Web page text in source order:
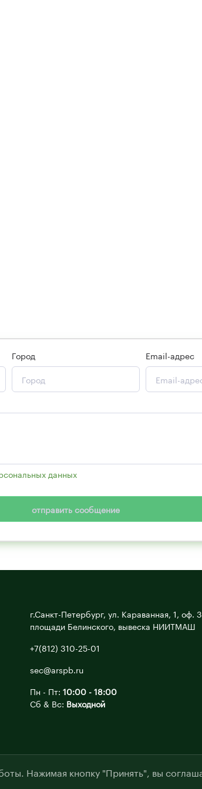
Город Email-адрес
данных, в соответствии с
отправить сообщение
г.Санкт-Петербург, ул. Караванная, 1, оф.
площади Белинского, вывеска НИИТМАШ
+7(812) 310-25-01
sec@arspb.ru
Пн - Пт: 10:00 - 18:00
Сб & Вс: Выходной
Нажимая кнопку "Принять", вы